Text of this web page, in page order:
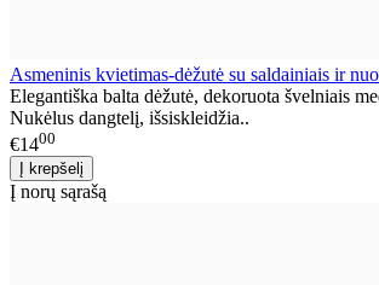
Asmeninis kvietimas-dėžutė su saldainiais ir
Elegantiška balta dėžutė, dekoruota švelniais
Nukėlus dangtelį, išsiskleidžia..
€1400
Į norų sąrašą